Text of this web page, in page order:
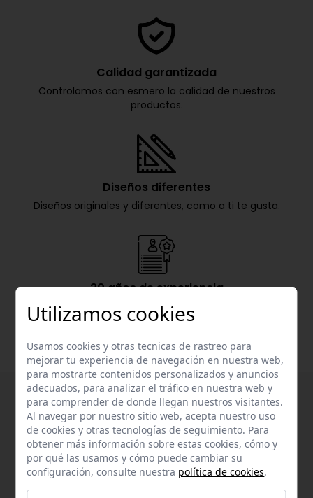
Calidad garantizada
Controlamos con esmero la calidad de nuestros
productos.
Diseños diferentes
Diseños originales y diferentes, como a ti te gusta.
20 años de experiencia
Nachete lleva más de 20 años en el mercado de la
confección infantil.
Utilizamos cookies
Usamos cookies y otras tecnicas de rastreo para
mejorar tu experiencia de navegación en nuestra web,
para mostrarte contenidos personalizados y anuncios
adecuados, para analizar el tráfico en nuestra web y
para comprender de donde llegan nuestros visitantes.
Al navegar por nuestro sitio web, acepta nuestro uso
de cookies y otras tecnologías de seguimiento. Para
obtener más información sobre estas cookies, cómo y
por qué las usamos y cómo puede cambiar su
configuración, consulte nuestra política de cookies.